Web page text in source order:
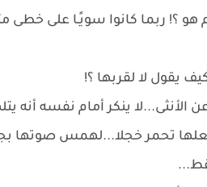
؟! ربما كانوا سويًـا على خطى
يقول لا لقربها ؟!
ينكر أمام نفسه أنه
تحمر خجلا...لهمس صوتها